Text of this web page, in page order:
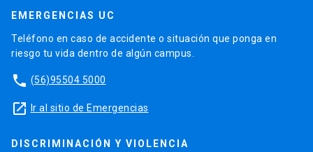
EMERGENCIAS UC
Teléfono en caso de accidente o situación que ponga en
riesgo tu vida dentro de algún campus.
phone (56)95504 5000
launch Ir al sitio de Emergencias
DISCRIMINACIÓN Y VIOLENCIA